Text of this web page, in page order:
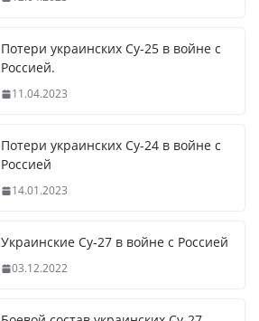
Потери украинских Су-25 в войне с
Россией.
11.04.2023
Потери украинских Су-24 в войне с
Россией
14.01.2023
Украинские Су-27 в войне с Россией
03.12.2022